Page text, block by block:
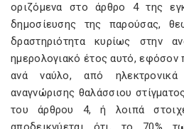
οριζόμενα στο άρθρο 4 της
δημοσίευσης της παρούσας,
δραστηριότητα κυρίως στην
ημερολογιακό έτος αυτό, εφόσον
ανά ναύλο, από ηλεκτρονικά
αναγνώρισης θαλάσσιου
του άρθρου 4, ή λοιπά